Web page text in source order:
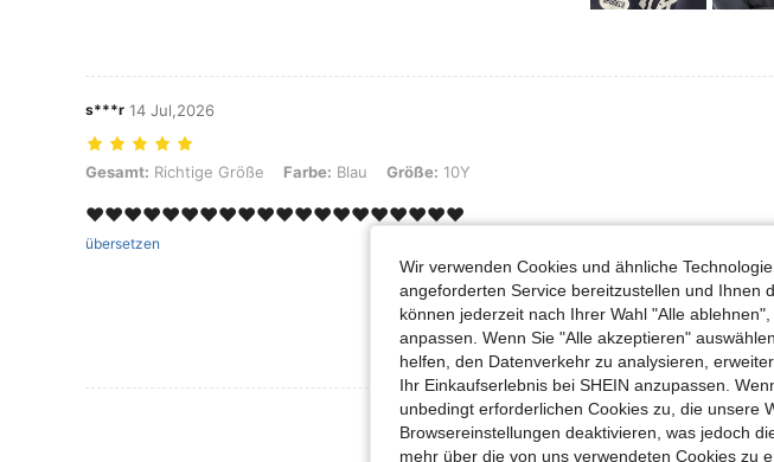
s***r 14 Jul,2026
Gesamt: Richtige Größe, Farbe: Blau, Größe: 10Y
Gesamt: Richtige Größe Farbe: Blau Größe: 10Y
❤️❤️❤️❤️❤️❤️❤️❤️❤️❤️❤️❤️❤️❤️❤️❤️❤️❤️❤️❤️
übersetzen
Mehr Bewertungen Ansehen
Wir verwenden Cookies und ähnliche
angeforderten Service bereitzustellen und Ihnen
können jederzeit nach Ihrer Wahl "Alle
anpassen. Wenn Sie "Alle akzeptieren"
helfen, den Datenverkehr zu analysieren,
Ihr Einkaufserlebnis bei SHEIN anzupassen.
unbedingt erforderlichen Cookies zu, die unsere
Browsereinstellungen deaktivieren, was jedoch
mehr über die von uns verwendeten Cookies zu